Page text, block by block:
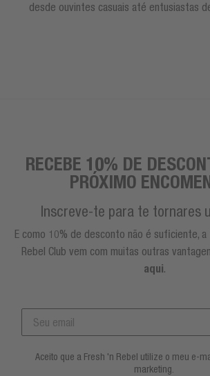
desde ouvintes casuais até entusiastas
RECEBE 10% DE
PRÓXIMO
Inscreve-te para te tornares
E como 10% de desconto não é suficiente, a
Rebel Club vem com muitas outras
aqui.
Aceito que a Fresh 'n Rebel utilize o meu e-
marketing.